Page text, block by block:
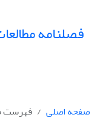
فصلنامه
صفحه اصلی
فهرست